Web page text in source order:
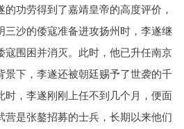
功劳得到了嘉靖皇帝的高度评价，
三沙的倭寇准备进攻扬州时，李遂继
寇围困并消灭。此时，他已升任南京
景下，李遂还被朝廷赐予了世袭的千
时，李遂刚刚上任不到几个月，便面
是张鏊招募的士兵，长期以来他们